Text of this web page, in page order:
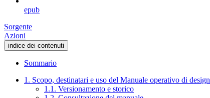
epub
Sorgente
Azioni
indice dei contenuti
Sommario
1. Scopo, destinatari e uso del Manuale operativo di design
1.1. Versionamento e storico